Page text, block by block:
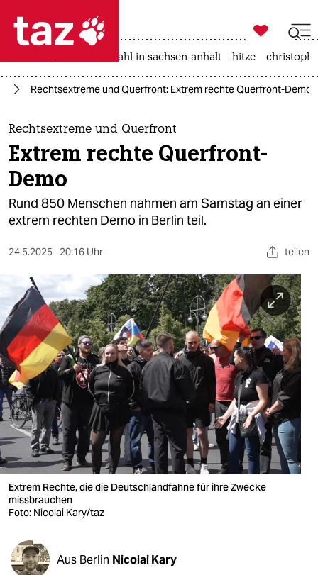
 taz zahl ich
taz zahl ich
themen
politik
öko
gesellschaft
kultur
sport
berlin
nord
wahrheit
verlag
verlag
veranstaltungen
shop
unterstützen

taz zahl ich
landtagswahl in sachsen-anhalt hitze
Rechtsextreme und Querfront: Extrem rechte Querfront-Demo
Rechtsextreme und Querfront
Extrem rechte Querfront-
Demo
Rund 850 Menschen nahmen am Samstag an einer
extrem rechten Demo in Berlin teil.
24.5.2025 20:16 Uhr teilen
Extrem Rechte, die die Deutschlandfahne für ihre Zwecke
missbrauchen
Foto: Nicolai Kary/taz
Aus Berlin Nicolai Kary